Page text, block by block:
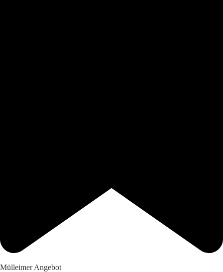
Mülleimer Angebot